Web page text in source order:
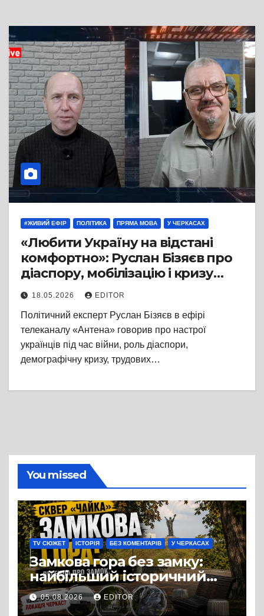
#ЖИВИЙ ЕФІР ПОЛІТИКА ПРЯМА МОВА У ЧЕРКАСАХ
«Любити Україну на відстані
комфортно»: Руслан Бізяєв про
діаспору, мобілізацію і кризу
суспільства
18.05.2026 EDITOR
Політичний експерт Руслан Бізяєв в ефірі
телеканалу «Антена» говорив про настрої
українців під час війни, роль діаспори,
демографічну кризу, трудових…
You missed
TV СЮЖЕТ ІСТОРІЯ БЕЗ КОМЕНТАРІВ У ЧЕРКАСАХ
Замкова гора без замку:
найбільший історичний
міф Черкас
05.08.2026 EDITOR